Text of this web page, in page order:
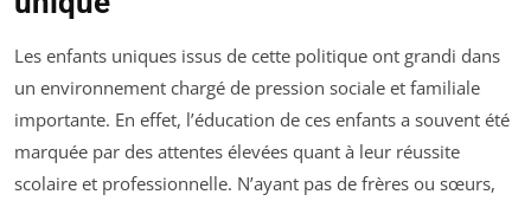
Les enfants uniques issus de cette politique ont grandi dans
un environnement chargé de pression sociale et familiale
importante. En effet, l’éducation de ces enfants a souvent été
marquée par des attentes élevées quant à leur réussite
scolaire et professionnelle. N’ayant pas de frères ou sœurs,